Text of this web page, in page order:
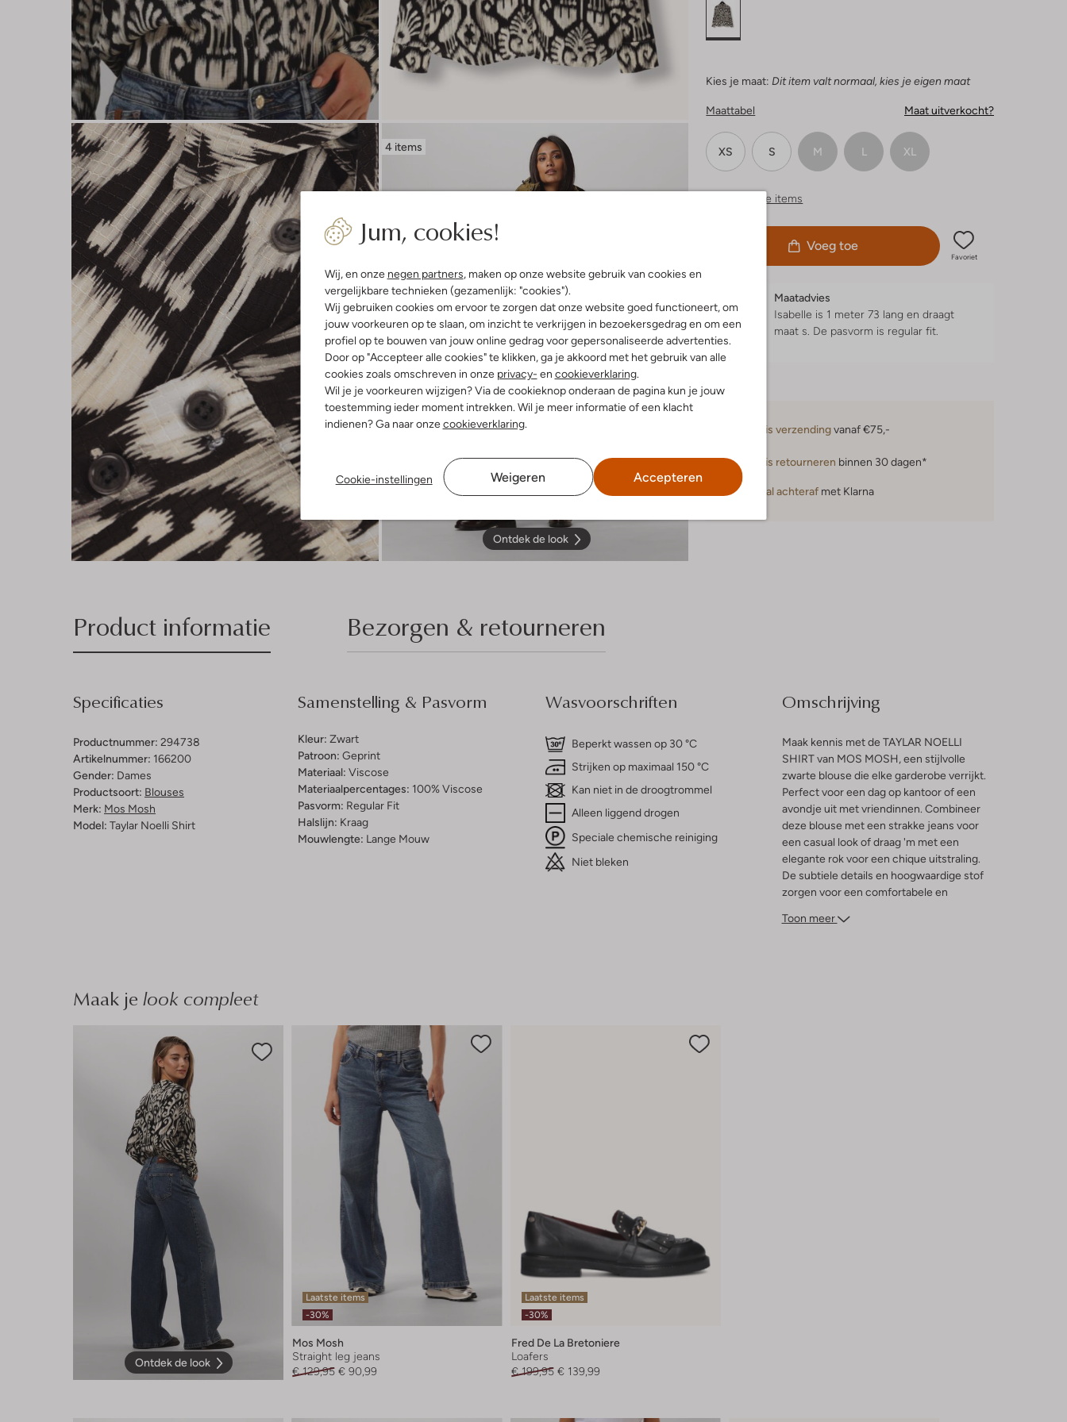
Jum, cookies!
Wij, en onze negen partners, maken op onze website gebruik van cookies en
vergelijkbare technieken (gezamenlijk: "cookies").
Wij gebruiken cookies om ervoor te zorgen dat onze website goed functioneert, om
jouw voorkeuren op te slaan, om inzicht te verkrijgen in bezoekersgedrag en om een
profiel op te bouwen van jouw online gedrag voor gepersonaliseerde advertenties.
Door op "Accepteer alle cookies" te klikken, ga je akkoord met het gebruik van alle
cookies zoals omschreven in onze privacy- en cookieverklaring.
Wil je je voorkeuren wijzigen? Via de cookieknop onderaan de pagina kun je jouw
toestemming ieder moment intrekken. Wil je meer informatie of een klacht
indienen? Ga naar onzecookieverklaring.
Cookie-instellingen Weigeren Accepteren
4 items
Ontdek de look
Kies je maat: Dit item valt normaal, kies je eigen maat
Maattabel Maat uitverkocht?
XS S M L XL
Vergelijkbare items
Voeg toe
Favoriet
Maatadvies
Isabelle is 1 meter 73 lang en draagt
maat s. De pasvorm is regular fit.
Gratis verzendingvanaf €75,-
Gratis retourneren binnen 30 dagen*
Betaal achteraf met Klarna
Product informatie Bezorgen & retourneren
Specificaties
Productnummer: 294738
Artikelnummer: 166200
Gender: Dames
Productsoort: Blouses
Merk: Mos Mosh
Model: Taylar Noelli Shirt
Samenstelling & Pasvorm
Kleur: Zwart
Patroon: Geprint
Materiaal: Viscose
Materiaalpercentages: 100% Viscose
Pasvorm: Regular Fit
Halslijn: Kraag
Mouwlengte: Lange Mouw
Wasvoorschriften
Beperkt wassen op 30 °C
Strijken op maximaal 150 °C
Kan niet in de droogtrommel
Alleen liggend drogen
Speciale chemische reiniging
Niet bleken
Omschrijving
Maak kennis met de TAYLAR NOELLI
SHIRT van MOS MOSH, een stijlvolle
zwarte blouse die elke garderobe verrijkt.
Perfect voor een dag op kantoor of een
avondje uit met vriendinnen. Combineer
deze blouse met een strakke jeans voor
een casual look of draag 'm met een
elegante rok voor een chique uitstraling.
De subtiele details en hoogwaardige stof
zorgen voor een comfortabele en
veelzijdige must-have die moeiteloos past
Toon meer
Maak je look compleet
Ontdek de look
Laatste items
-30%
Mos Mosh
Straight leg jeans
€ 129,95 € 90,99
Laatste items
-30%
Fred De La Bretoniere
Loafers
€ 199,95 € 139,99